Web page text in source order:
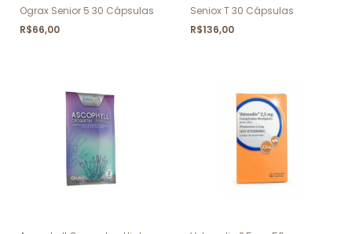
Ograx Senior 5 30 Cápsulas
R$66,00
Seniox T 30 Cápsulas
R$136,00